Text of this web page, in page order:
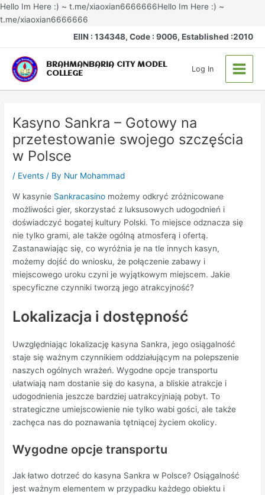
Hello Im Here :) ~ t.me/xiaoxian6666666Hello Im Here :) ~
t.me/xiaoxian6666666
Skip
content
EIIN : 134348, Code : 9006, Established :2010
BRAHMANBARIA CITY MODEL
COLLEGE
Log In
Main
Menu
Kasyno Sankra – Gotowy na
przetestowanie swojego szczęścia
w Polsce
/ Events / By Nur Mohammad
W kasynie Sankracasino możemy odkryć zróżnicowane
możliwości gier, skorzystać z luksusowych udogodnień i
doświadczyć bogatej kultury Polski. To miejsce odznacza się
nie tylko grami, ale także ogólną atmosferą i ofertą.
Zastanawiając się, co wyróżnia je na tle innych kasyn,
możemy dojść do wniosku, że połączenie zabawy i
miejscowego uroku czyni je wyjątkowym miejscem. Jakie
specyficzne czynniki tworzą jego atrakcyjność?
Lokalizacja i dostępność
Uwzględniając lokalizację kasyna Sankra, jego osiągalność
staje się ważnym czynnikiem oddziałującym na polepszenie
naszych ogólnych wrażeń. Wygodne opcje transportu
ułatwiają nam dostanie się do kasyna, a bliskie atrakcje i
udogodnienia jeszcze bardziej uatrakcyjniają pobyt. To
strategiczne umiejscowienie nie tylko wabi gości, ale także
zachęca nas do poznawania tętniącej życiem okolicy.
Wygodne opcje transportu
Jak łatwo dotrzeć do kasyna Sankra w Polsce? Osiągalność
jest ważnym elementem w przypadku każdego obiektu i